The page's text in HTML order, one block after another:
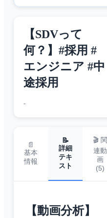
【SDVって
何？】#採用 #
エンジニア #中
途採用
-
📄
基本
情報
📝
詳細
テキ
スト
🎬 関
連動
画
(5)
【動画分析】